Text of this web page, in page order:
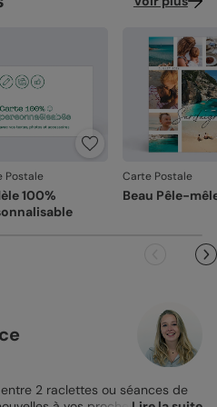
Postale
100%
Carte Postale
Beau Pêle-
2 raclettes ou séances de